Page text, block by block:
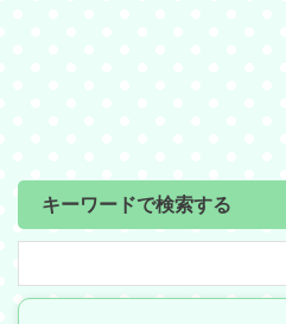
キーワードで検索する